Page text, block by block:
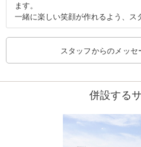
ます。
一緒に楽しい笑顔が作れるよう、ス
スタッフからのメッセ
併設する